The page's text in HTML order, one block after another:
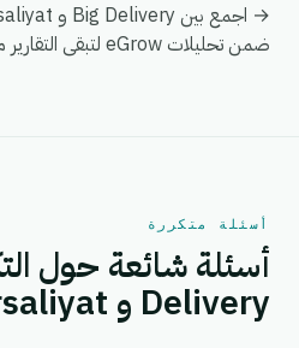
ضمن تحليلات eGrow لتبقى التقارير موحدة.
أسئلة متكررة
Delivery و Irsaliyat.